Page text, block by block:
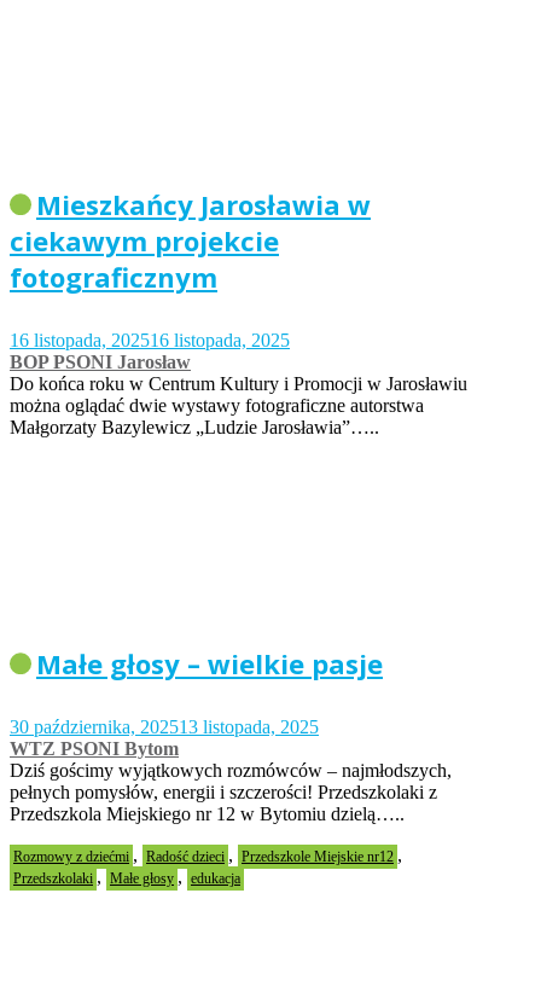
Mieszkańcy Jarosławia w
ciekawym projekcie
fotograficznym
16 listopada, 202516 listopada, 2025
BOP PSONI Jarosław
Do końca roku w Centrum Kultury i Promocji w Jarosławiu
można oglądać dwie wystawy fotograficzne autorstwa
Małgorzaty Bazylewicz „Ludzie Jarosławia”…..
Małe głosy – wielkie pasje
30 października, 202513 listopada, 2025
WTZ PSONI Bytom
Dziś gościmy wyjątkowych rozmówców – najmłodszych,
pełnych pomysłów, energii i szczerości! Przedszkolaki z
Przedszkola Miejskiego nr 12 w Bytomiu dzielą…..
Rozmowy z dziećmi , Radość dzieci , Przedszkole Miejskie nr12 ,
Przedszkolaki , Małe głosy , edukacja